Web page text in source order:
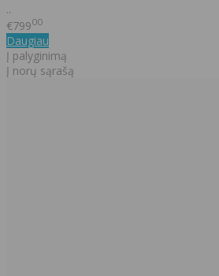
..
€79900
Daugiau
Į palyginimą
Į norų sąrašą